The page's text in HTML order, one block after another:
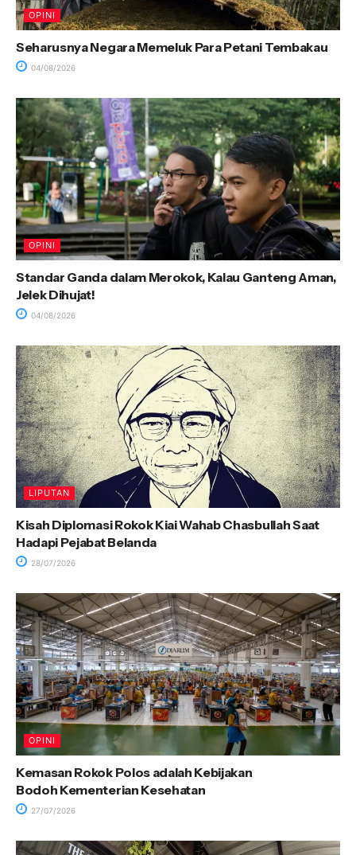
OPINI
Seharusnya Negara Memeluk Para Petani Tembakau
04/08/2026
OPINI
Standar Ganda dalam Merokok, Kalau Ganteng Aman,
Jelek Dihujat!
04/08/2026
LIPUTAN
Kisah Diplomasi Rokok Kiai Wahab Chasbullah Saat
Hadapi Pejabat Belanda
28/07/2026
OPINI
Kemasan Rokok Polos adalah Kebijakan
Bodoh Kementerian Kesehatan
27/07/2026